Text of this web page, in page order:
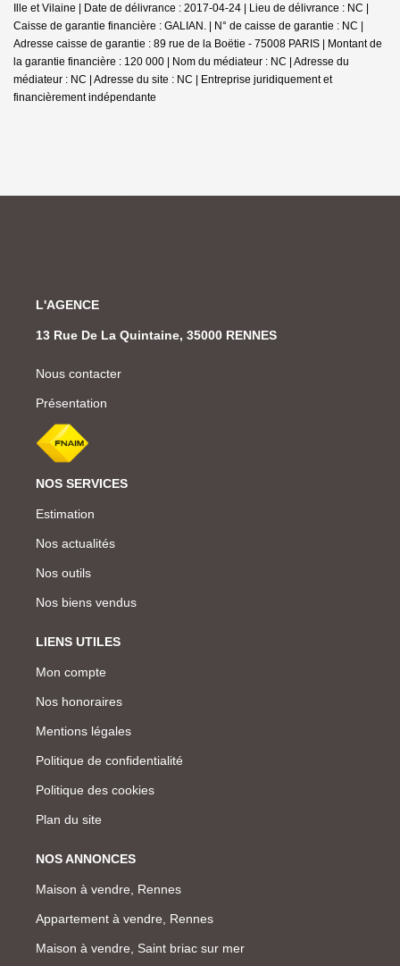
Ille et Vilaine | Date de délivrance : 2017-04-24 | Lieu de délivrance : NC |
Caisse de garantie financière : GALIAN. | N° de caisse de garantie : NC |
Adresse caisse de garantie : 89 rue de la Boëtie - 75008 PARIS | Montant de
la garantie financière : 120 000 | Nom du médiateur : NC | Adresse du
médiateur : NC | Adresse du site : NC | Entreprise juridiquement et
financièrement indépendante
L'AGENCE
13 Rue De La Quintaine, 35000 RENNES
Nous contacter
Présentation
NOS SERVICES
Estimation
Nos actualités
Nos outils
Nos biens vendus
LIENS UTILES
Mon compte
Nos honoraires
Mentions légales
Politique de confidentialité
Politique des cookies
Plan du site
NOS ANNONCES
Maison à vendre, Rennes
Appartement à vendre, Rennes
Maison à vendre, Saint briac sur mer